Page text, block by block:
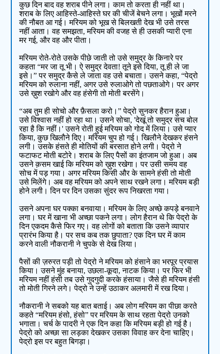
कुछ दिन बाद वह शराब पीने लगा। काम तो करता ही नहीं था।
शराब के लिए आहिस्ते-आहिस्ते घर की चीजें बेचने लगा। भूखों मरने
की नौबत आ गई। मरियम को भूख से बिलखती देख भी उसे तरस
नहीं आता। वह समझता, मरियम की वजह से ही उसकी प्यारी एना
मर गई, और वह और पीता।
मरियम रोते-रोते उसके पीछे जाती तो उसे समुद्र के किनारे पर
कहता “मर जा तू भी। ऐ समुद्र देवता! तूने इसे दिया, तू ही ले जा
इसे।” पर समुद्र कैसे ले जाता वह उसे बचाता। उसने कहा, “पेद्रो
मरियम को रुलाना नहीं, अगर उसे रुलाओगे तो पछताओगे। पर अगर
उसे ख़ुश रखोगे और वह हंसेगी तो मोती बरसेंगे।
“अब तुम ही सोचो और फ़ैसला करो।” पेद्रो सुनकर हैरान हुआ।
उसे विश्वास नहीं हो रहा था। उसने सोचा, 'देखूं तो समुद्र सच बोल
रहा है कि नहीं।' उसने रोती हुई मरियम को गोद में लिया। उसे प्यार
किया, कुछ खिलौने दिए। मरियम चुप हो गई। खिलौने देखकर हंसने
लगी। उसके हंसते ही मोतियों की बरसात होने लगी। पेद्रो ने
फटाफट मोती बटोरे। शराब के लिए पैसों का इंतजाम जो हुआ। अब
उसने क़सम खाई कि मरियम को ख़ुश रखेगा। पर उसी समय वह
सोच में पड़ गया। अगर मरियम किसी और के सामने हंसी तो मोती
उसे मिलेंगे। अब वह मरियम को अपने साथ रखने लगा। मरियम बड़ी
होने लगी। दिन पर दिन उसका सुंदर रूप निखरता गया।
उसने अपना घर पक्का बनवाया। मरियम के लिए अच्छे कपड़े बनवाने
लगा। घर में खाना भी अच्छा पकने लगा। लोग हैरान थे कि पेद्रो के
दिन एकदम कैसे फिर गए। वह लोगों को बताता कि उसने व्यापार
प्रारंभ किया है। पर सच कब तक छुपाता? एक दिन घर में काम
करने वाली नौकरानी ने चुपके से देख लिया।
पैसों की ज़रुरत पड़ी तो पेद्रो ने मरियम को हंसाने का भरपूर प्रयास
किया। उसने मुंह बनाया, उछला-कूदा, नाटक किया। पर फिर भी
मरियम नहीं हंसी तब उसे गुदगुदी करके हंसाया। जैसे ही मरियम हंसी
तो मोती गिरने लगे। पेद्रो ने उन्हें उठाकर अलमारी में रख दिया।
नौकरानी ने सबको यह बात बताई। अब लोग मरियम का पीछा करते
कहते “मरियम हंसो, हंसो” पर मरियम के साथ रहता पेद्रो उनको
भगाता। चर्च के पादरी ने एक दिन कहा कि मरियम बड़ी हो गई है।
पेद्रो को अच्छा सा लड़का देखकर उसका विवाह कर देना चाहिए।
पेद्रो इस पर बहुत बिगड़ा।